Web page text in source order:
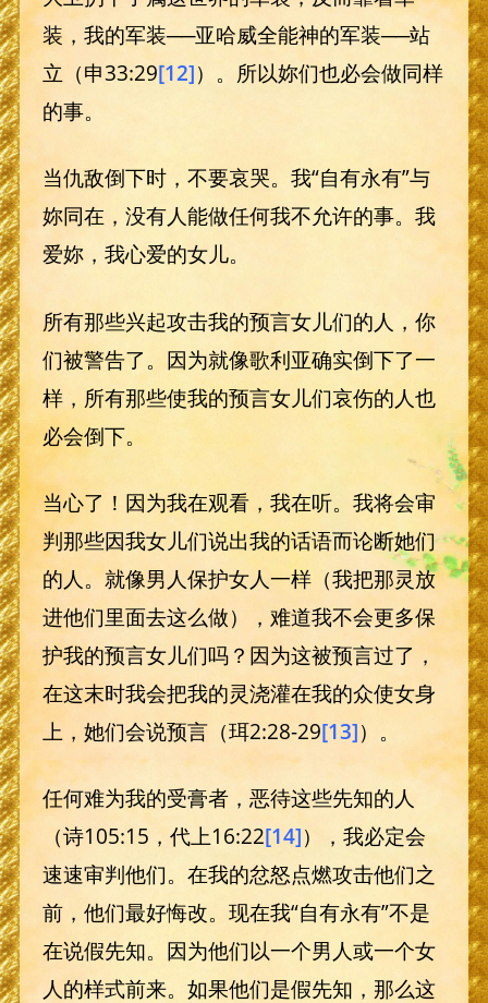
装，我的军装──亚哈威全能神的军装──站
立（申33:29[12]）。所以妳们也必会做同样
的事。
当仇敌倒下时，不要哀哭。我“自有永有”与
妳同在，没有人能做任何我不允许的事。我
爱妳，我心爱的女儿。
所有那些兴起攻击我的预言女儿们的人，你
们被警告了。因为就像歌利亚确实倒下了一
样，所有那些使我的预言女儿们哀伤的人也
必会倒下。
当心了！因为我在观看，我在听。我将会审
判那些因我女儿们说出我的话语而论断她们
的人。就像男人保护女人一样（我把那灵放
进他们里面去这么做），难道我不会更多保
护我的预言女儿们吗？因为这被预言过了，
在这末时我会把我的灵浇灌在我的众使女身
上，她们会说预言（珥2:28-29[13]）。
任何难为我的受膏者，恶待这些先知的人
（诗105:15，代上16:22[14]），我必定会
速速审判他们。在我的忿怒点燃攻击他们之
前，他们最好悔改。现在我“自有永有”不是
在说假先知。因为他们以一个男人或一个女
人的样式前来。如果他们是假先知，那么这